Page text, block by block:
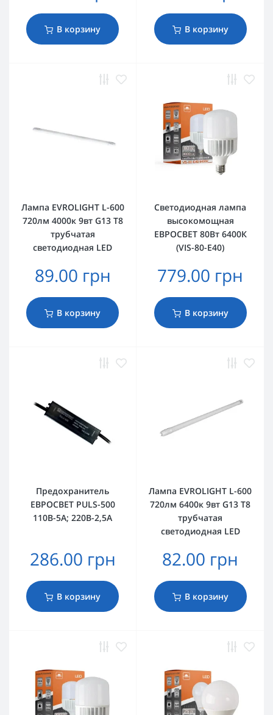
В корзину В корзину
Лампа EVROLIGHT L-600
720лм 4000к 9вт G13 T8
трубчатая
светодиодная LED
89.00 грн
В корзину
Светодиодная лампа
высокомощная
ЕВРОСВЕТ 80Вт 6400К
(VIS-80-E40)
779.00 грн
В корзину
Предохранитель
ЕВРОСВЕТ PULS-500
110В-5А; 220В-2,5А
286.00 грн
В корзину
Лампа EVROLIGHT L-600
720лм 6400к 9вт G13 T8
трубчатая
светодиодная LED
82.00 грн
В корзину